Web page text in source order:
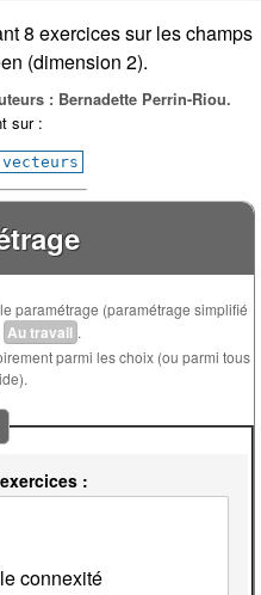
8 exercices sur les champs
(dimension 2).
: Bernadette Perrin-Riou.
sur :
vecteurs
paramétrage (paramétrage simplifié
Au travail .
parmi les choix (ou parmi tous
: